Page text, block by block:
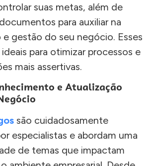
suas metas, além de
para auxiliar na
gestão do seu negócio. Esses
para otimizar processos e
mais assertivas.
e Atualização
são cuidadosamente
especialistas e abordam uma
de temas que impactam